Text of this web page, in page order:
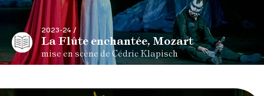
2023-24 /
La Flûte enchantée, Mozart
mise en scène de Cédric Klapisch